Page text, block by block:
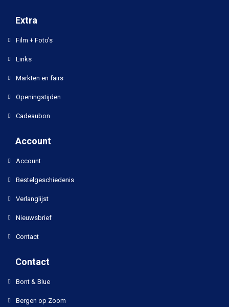
Extra
Film + Foto's
Links
Markten en fairs
Openingstijden
Cadeaubon
Account
Account
Bestelgeschiedenis
Verlanglijst
Nieuwsbrief
Contact
Contact
Bont & Blue
Bergen op Zoom